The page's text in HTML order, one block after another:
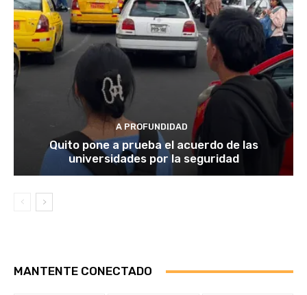
A PROFUNDIDAD
Quito pone a prueba el acuerdo de las
universidades por la seguridad
MANTENTE CONECTADO